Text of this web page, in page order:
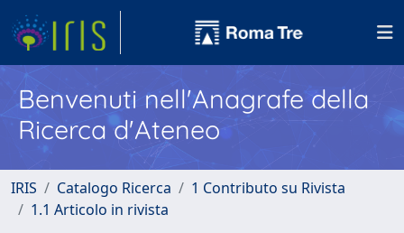
Benvenuti nell'Anagrafe della
Ricerca d'Ateneo
IRIS Catalogo Ricerca
1 Contributo su Rivista
1.1 Articolo in rivista